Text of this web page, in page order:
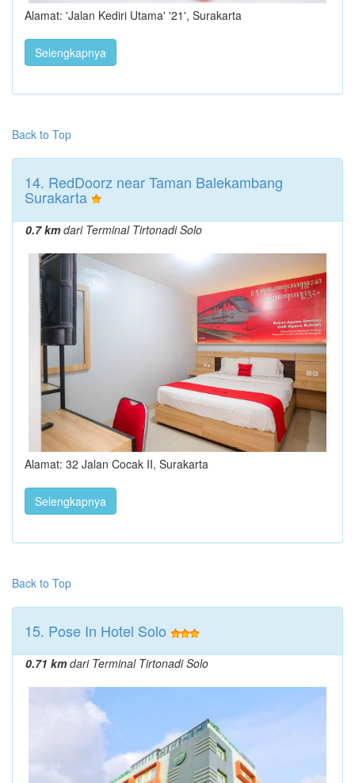
Alamat: 'Jalan Kediri Utama' '21', Surakarta
Selengkapnya
Back to Top
14. RedDoorz near Taman Balekambang
Surakarta
0.7 kmdari Terminal Tirtonadi Solo
Alamat: 32 Jalan Cocak II, Surakarta
Selengkapnya
Back to Top
15. Pose In Hotel Solo
0.71 kmdari Terminal Tirtonadi Solo